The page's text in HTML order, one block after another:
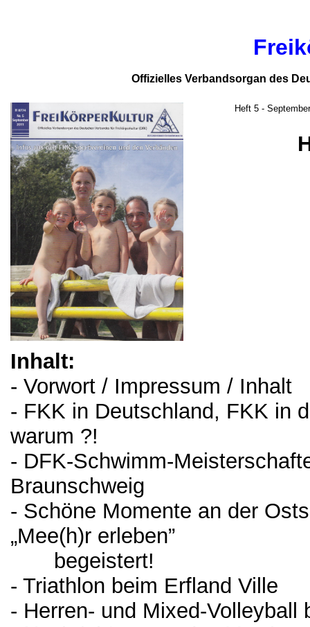
Offizielles Verbandsorgan des
Heft 5 -
Inhalt:
- Vorwort / Impressum / Inhalt
- FKK in Deutschland, FKK in
warum ?!
- DFK-Schwimm-
Braunschweig
- Schöne Momente an der
„Mee(h)r erleben”
begeistert!
- Triathlon beim Erfland Ville
- Herren- und Mixed-Volleyball